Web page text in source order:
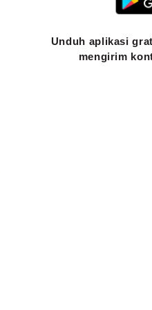
Unduh aplikasi
mengirim